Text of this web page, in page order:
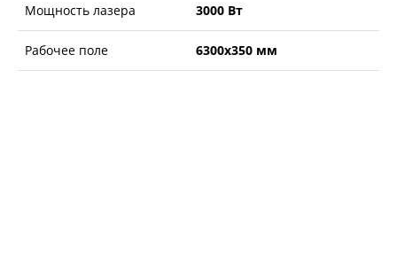
Мощность лазера 3000 Вт
Рабочее поле 6300х350 мм